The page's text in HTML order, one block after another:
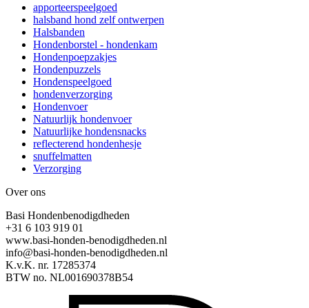
apporteerspeelgoed
halsband hond zelf ontwerpen
Halsbanden
Hondenborstel - hondenkam
Hondenpoepzakjes
Hondenpuzzels
Hondenspeelgoed
hondenverzorging
Hondenvoer
Natuurlijk hondenvoer
Natuurlijke hondensnacks
reflecterend hondenhesje
snuffelmatten
Verzorging
Over ons
Basi Hondenbenodigdheden
+31 6 103 919 01
www.basi-honden-benodigdheden.nl
info@basi-honden-benodigdheden.nl
K.v.K. nr. 17285374
BTW no. NL001690378B54